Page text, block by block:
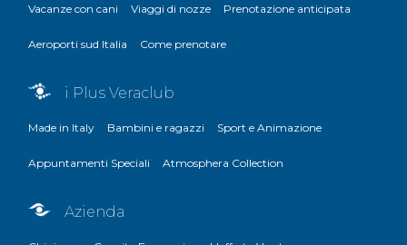
Vacanze con cani Viaggi di nozze Prenotazione anticipata
Aeroporti sud Italia Come prenotare
i Plus Veraclub
Made in Italy Bambini e ragazzi Sport e Animazione
Appuntamenti Speciali Atmosphera Collection
Azienda